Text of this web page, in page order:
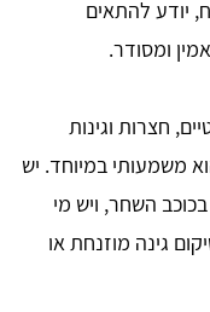
יודע להתאים
ומסודר.
חצרות וגינות
משמעותי במיוחד. יש
השחר, ויש מי
גינה מוזנחת או